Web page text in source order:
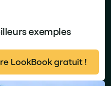
exemples
LookBook gratuit !